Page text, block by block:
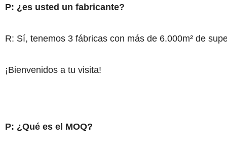
P: ¿es usted un fabricante?
R: Sí, tenemos 3 fábricas con más de 6.000m² de
¡Bienvenidos a tu visita!
P: ¿Qué es el MOQ?